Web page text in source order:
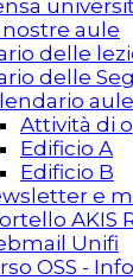
nostre aule
delle
delle
aule
Attività di
Edificio A
Edificio B
e
AKIS
Unifi
OSS -